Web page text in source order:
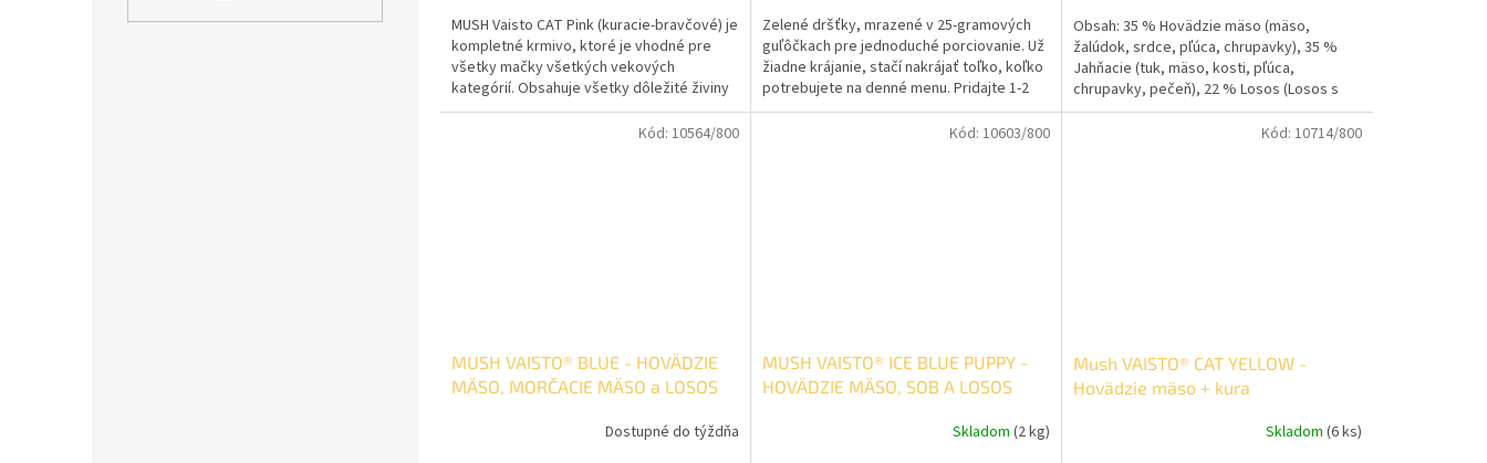
MUSH Vaisto CAT Pink (kuracie-bravčové) je
kompletné krmivo, ktoré je vhodné pre
všetky mačky všetkých vekových
kategórií. Obsahuje všetky dôležité živiny
ako vitamín D, meď a...
Zelené dršťky, mrazené v 25-gramových
guľôčkach pre jednoduché porciovanie. Už
žiadne krájanie, stačí nakrájať toľko, koľko
potrebujete na denné menu. Pridajte 1-2
guľôčky do...
Obsah: 35 % Hovädzie mäso (mäso,
žalúdok, srdce, pľúca, chrupavky), 35 %
Jahňacie (tuk, mäso, kosti, pľúca,
chrupavky, pečeň), 22 % Losos (Losos s
kosťami), 8 % Zelenina,...
MUSH VAISTO® BLUE - HOVÄDZIE
MÄSO, MORČACIE MÄSO a LOSOS
Dostupné do týždňa
Kód: 10564/800
MUSH VAISTO® ICE BLUE PUPPY -
HOVÄDZIE MÄSO, SOB A LOSOS
Skladom (2 kg)
Kód: 10603/800
Mush VAISTO® CAT YELLOW -
Hovädzie mäso + kura
Skladom (6 ks)
Kód: 10714/800